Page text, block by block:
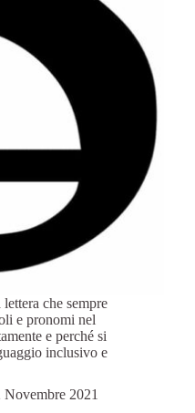
che sempre
e pronomi nel
e perché si
inclusivo e
Novembre 2021